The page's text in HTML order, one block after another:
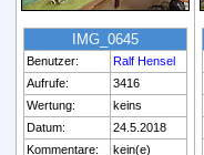
IMG_0645
Benutzer:
Ralf Hensel
Aufrufe:
3416
Wertung:
keins
Datum:
24.5.2018
Kommentare:
kein(e)